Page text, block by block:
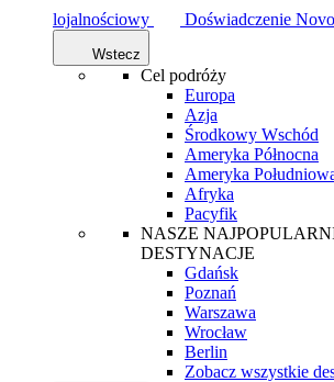
lojalnościowy
Doświadczenie
Wstecz
Cel podróży
Europa
Azja
Środkowy Wschód
Ameryka Północna
Ameryka
Afryka
Pacyfik
NASZE
DESTYNACJE
Gdańsk
Poznań
Warszawa
Wrocław
Berlin
Zobacz wszystkie